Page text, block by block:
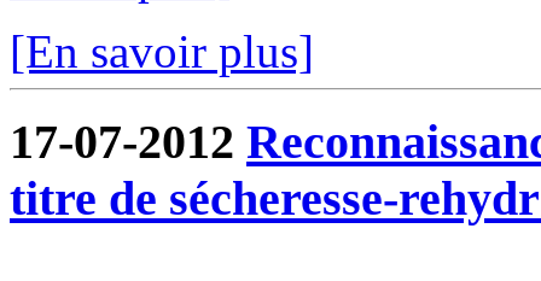
[En savoir plus]
17-07-2012
titre de sécheresse-